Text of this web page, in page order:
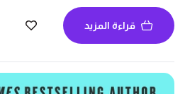
قراءة المزيد